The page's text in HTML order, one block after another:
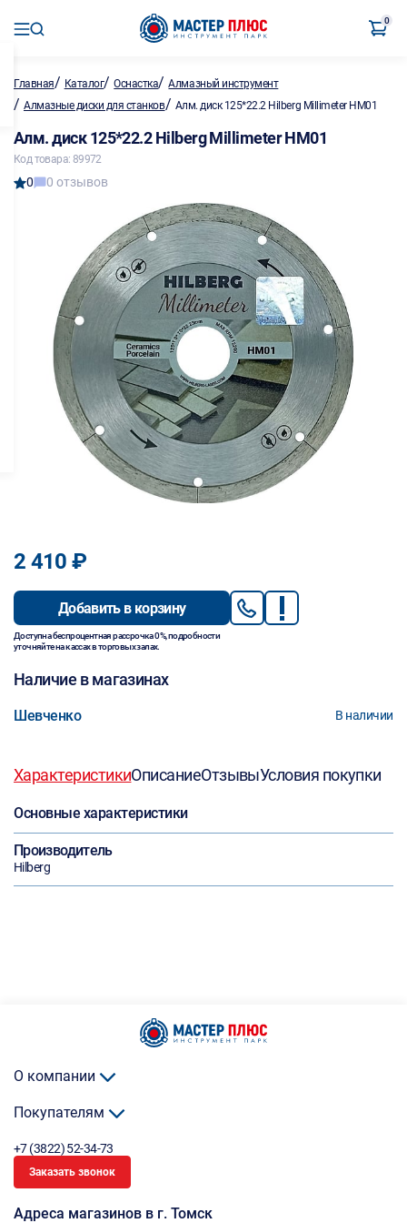
0
Главная/ Каталог/Оснастка/Алмазный инструмент
/ Алмазные диски для станков/ Алм. диск 125*22.2 Hilberg Millimeter HM01
Алм. диск 125*22.2 Hilberg Millimeter HM01
Код товара: 89972
0 0 отзывов
2 410 ₽
Добавить в корзину
Доступна беспроцентная рассрочка 0%, подробности
уточняйте на кассах в торговых залах.
Наличие в магазинах
Шевченко В наличии
ХарактеристикиОписаниеОтзывыУсловия покупки
Основные характеристики
Производитель
Hilberg
О компании
Покупателям
+7 (3822) 52-34-73
Заказать звонок
Адреса магазинов в г. Томск